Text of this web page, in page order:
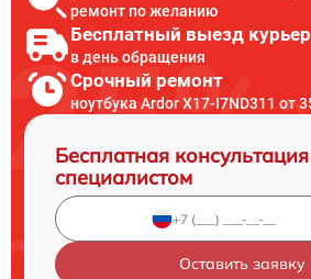
ремонт по желанию
Бесплатный выезд
в день обращения
Срочный ремонт
ноутбука Ardor X17-I7ND311 от
Бесплатная
специалистом
Оставить заявку